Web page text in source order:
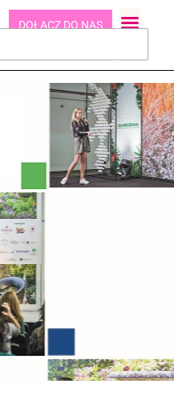
DOŁĄCZ DO NAS